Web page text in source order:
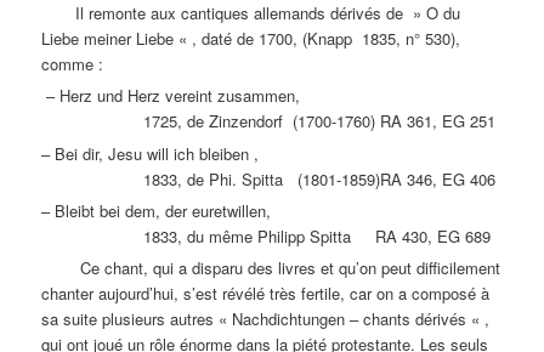
Il remonte aux cantiques allemands dérivés de » O du
Liebe meiner Liebe « , daté de 1700, (Knapp 1835, n° 530),
comme :
– Herz und Herz vereint zusammen,
1725, de Zinzendorf (1700-1760) RA 361, EG 251
– Bei dir, Jesu will ich bleiben ,
1833, de Phi. Spitta (1801-1859)RA 346, EG 406
– Bleibt bei dem, der euretwillen,
1833, du même Philipp Spitta RA 430, EG 689
Ce chant, qui a disparu des livres et qu’on peut difficilement
chanter aujourd’hui, s’est révélé très fertile, car on a composé à
sa suite plusieurs autres « Nachdichtungen – chants dérivés « ,
qui ont joué un rôle énorme dans la piété protestante. Les seuls